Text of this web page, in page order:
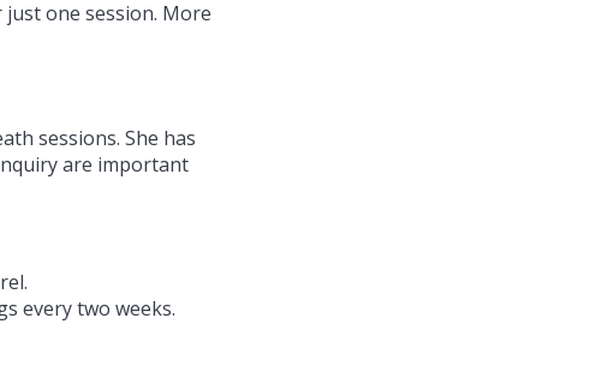
one session. More
sessions. She has
are important
every two weeks.